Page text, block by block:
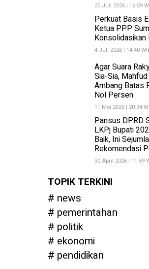
20 Juli 2026 | 16:59
Perkuat Basis
Ketua PPP
Konsolidasikan
4 Juli 2026 | 14:40
Agar Suara
Sia-Sia,
Ambang Batas
Nol Persen
11 Mei 2026 | 20:34
Pansus DPRD
LKPj Bupati
Baik, Ini
Rekomendasi
30 April 2026 | 11:59
TOPIK TERKINI
news
pemerintahan
politik
ekonomi
pendidikan